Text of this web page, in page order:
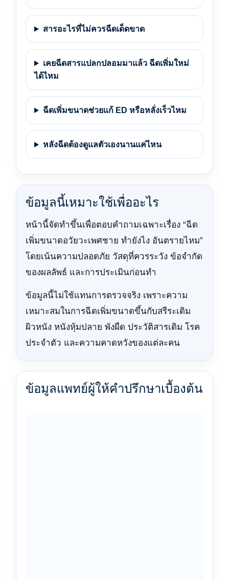
สารอะไรที่ไม่ควรฉีดเด็ดขาด
เคยฉีดสารแปลกปลอมมาแล้ว ฉีดเพิ่มใหม่
ได้ไหม
ฉีดเพิ่มขนาดช่วยแก้ ED หรือหลั่งเร็วไหม
หลังฉีดต้องดูแลตัวเองนานแค่ไหน
ข้อมูลนี้เหมาะใช้เพื่ออะไร
หน้านี้จัดทำขึ้นเพื่อตอบคำถามเฉพาะเรื่อง “ฉีด
เพิ่มขนาดอวัยวะเพศชาย ทำยังไง อันตรายไหม”
โดยเน้นความปลอดภัย วัสดุที่ควรระวัง ข้อจำกัด
ของผลลัพธ์ และการประเมินก่อนทำ
ข้อมูลนี้ไม่ใช้แทนการตรวจจริง เพราะความ
เหมาะสมในการฉีดเพิ่มขนาดขึ้นกับสรีระเดิม
ผิวหนัง หนังหุ้มปลาย พังผืด ประวัติสารเดิม โรค
ประจำตัว และความคาดหวังของแต่ละคน
ข้อมูลแพทย์ผู้ให้คำปรึกษาเบื้องต้น